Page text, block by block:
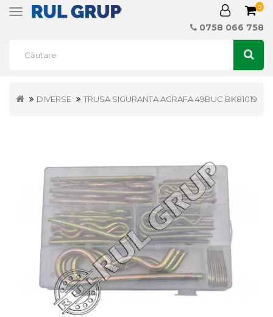
Toggle
0
0758 066 758
DIVERSE TRUSA SIGURANTA AGRAFA 49BUC BK81019